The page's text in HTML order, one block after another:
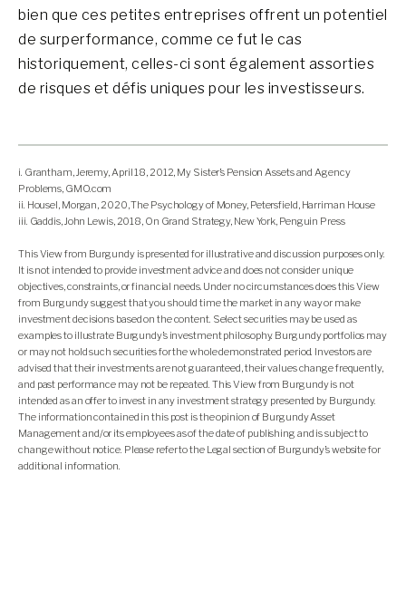
bien que ces petites entreprises offrent un potentiel
de surperformance, comme ce fut le cas
historiquement, celles-ci sont également assorties
de risques et défis uniques pour les investisseurs.
i. Grantham, Jeremy, April 18, 2012, My Sister’s Pension Assets and Agency
Problems, GMO.com
ii. Housel, Morgan, 2020, The Psychology of Money, Petersfield, Harriman House
iii. Gaddis, John Lewis, 2018, On Grand Strategy, New York, Penguin Press
This View from Burgundy is presented for illustrative and discussion purposes only.
It is not intended to provide investment advice and does not consider unique
objectives, constraints, or financial needs. Under no circumstances does this View
from Burgundy suggest that you should time the market in any way or make
investment decisions based on the content. Select securities may be used as
examples to illustrate Burgundy’s investment philosophy. Burgundy portfolios may
or may not hold such securities for the whole demonstrated period. Investors are
advised that their investments are not guaranteed, their values change frequently,
and past performance may not be repeated. This View from Burgundy is not
intended as an offer to invest in any investment strategy presented by Burgundy.
The information contained in this post is the opinion of Burgundy Asset
Management and/or its employees as of the date of publishing and is subject to
change without notice. Please refer to the Legal section of Burgundy’s website for
additional information.